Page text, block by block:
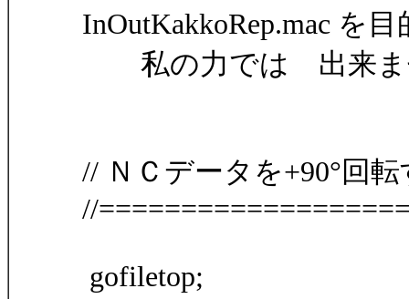
InOutKakkoRep.mac を
私の力では 出来ま
// ＮＣデータを+90°回
//
gofiletop;